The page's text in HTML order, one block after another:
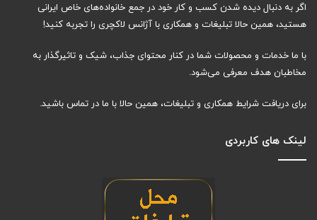
اگر به دنبال دیده شدن کسب و کار خود در جمع خانواده‌های خاص ایرانی
هستید، همین حالا تبلیغات و همکاری با آژانس لاکچری را تجربه کنید!
با ما خدمات و محصولات شما در کنار محتوای جذاب، شیک و تاثیرگذار به
مخاطبان هدف معرفی می‌شود.
برای دریافت شرایط همکاری و تبلیغات، همین حالا با ما در تماس باشید.
لینک های کاربردی